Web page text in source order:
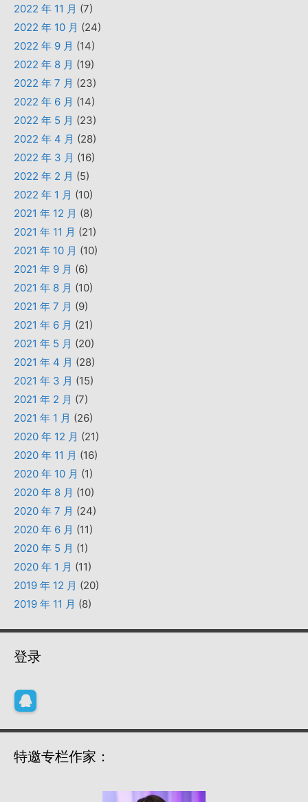
2022 年 11 月 (7)
2022 年 10 月 (24)
2022 年 9 月 (14)
2022 年 8 月 (19)
2022 年 7 月 (23)
2022 年 6 月 (14)
2022 年 5 月 (23)
2022 年 4 月 (28)
2022 年 3 月 (16)
2022 年 2 月 (5)
2022 年 1 月 (10)
2021 年 12 月 (8)
2021 年 11 月 (21)
2021 年 10 月 (10)
2021 年 9 月 (6)
2021 年 8 月 (10)
2021 年 7 月 (9)
2021 年 6 月 (21)
2021 年 5 月 (20)
2021 年 4 月 (28)
2021 年 3 月 (15)
2021 年 2 月 (7)
2021 年 1 月 (26)
2020 年 12 月 (21)
2020 年 11 月 (16)
2020 年 10 月 (1)
2020 年 8 月 (10)
2020 年 7 月 (24)
2020 年 6 月 (11)
2020 年 5 月 (1)
2020 年 1 月 (11)
2019 年 12 月 (20)
2019 年 11 月 (8)
登录
特邀专栏作家：